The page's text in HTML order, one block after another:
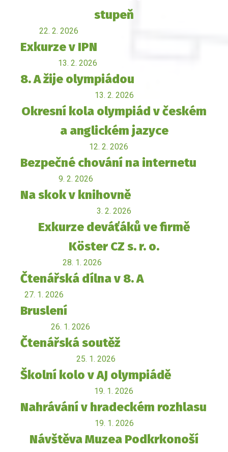
stupeň
22. 2. 2026
Exkurze v IPN
13. 2. 2026
8. A žije olympiádou
13. 2. 2026
Okresní kola olympiád v českém
a anglickém jazyce
12. 2. 2026
Bezpečné chování na internetu
9. 2. 2026
Na skok v knihovně
3. 2. 2026
Exkurze deváťáků ve firmě
Köster CZ s. r. o.
28. 1. 2026
Čtenářská dílna v 8. A
27. 1. 2026
Bruslení
26. 1. 2026
Čtenářská soutěž
25. 1. 2026
Školní kolo v AJ olympiádě
19. 1. 2026
Nahrávání v hradeckém rozhlasu
19. 1. 2026
Návštěva Muzea Podkrkonoší